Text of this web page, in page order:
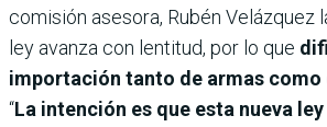
comisión asesora, Rubén Velázquez
ley avanza con lentitud, por lo que
importación tanto de armas como
“La intención es que esta nueva